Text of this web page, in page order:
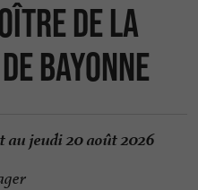
de la
Bayonne
jeudi 20 août 2026